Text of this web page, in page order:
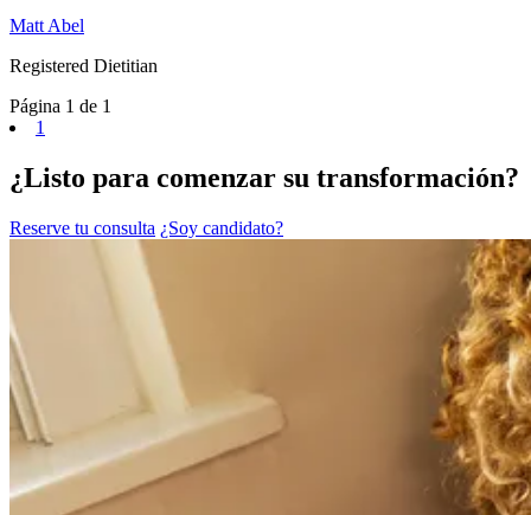
Matt Abel
Registered Dietitian
Página 1 de 1
1
¿Listo para comenzar su transformación?
Reserve tu consulta ¿Soy candidato?